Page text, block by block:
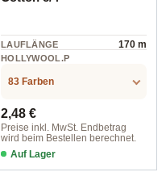
LAUFLÄNGE 170 m
HOLLYWOOL.P
.LABEL.MATERI
83 Farben
Regulärer Preis:
2,48 €
Preise inkl. MwSt. Endbetrag
wird beim Bestellen berechnet.
Auf Lager